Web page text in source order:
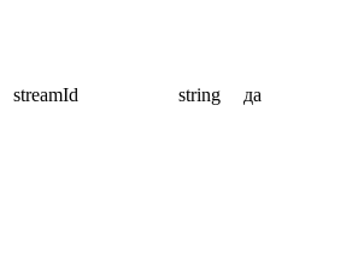
streamId string да